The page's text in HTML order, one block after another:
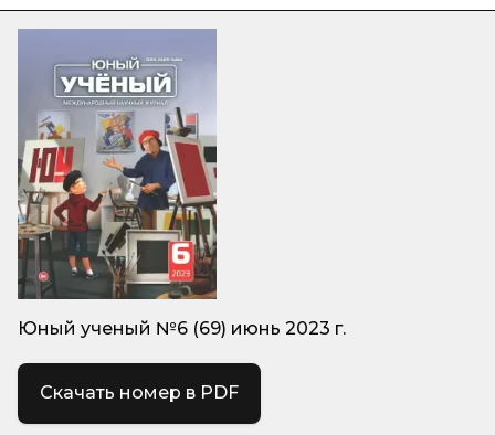
Юный ученый №6 (69) июнь 2023 г.
Скачать номер в PDF